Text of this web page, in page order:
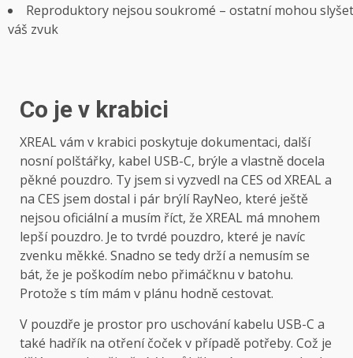
Reproduktory nejsou soukromé – ostatní mohou slyšet
váš zvuk
Co je v krabici
XREAL vám v krabici poskytuje dokumentaci, další
nosní polštářky, kabel USB-C, brýle a vlastně docela
pěkné pouzdro. Ty jsem si vyzvedl na CES od XREAL a
na CES jsem dostal i pár brýlí RayNeo, které ještě
nejsou oficiální a musím říct, že XREAL má mnohem
lepší pouzdro. Je to tvrdé pouzdro, které je navíc
zvenku měkké. Snadno se tedy drží a nemusím se
bát, že je poškodím nebo přimáčknu v batohu.
Protože s tím mám v plánu hodně cestovat.
V pouzdře je prostor pro uschování kabelu USB-C a
také hadřík na otření čoček v případě potřeby. Což je